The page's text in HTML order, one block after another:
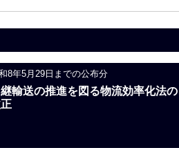
8年5月29日までの公布分
輸送の推進を図る物流効率化法の